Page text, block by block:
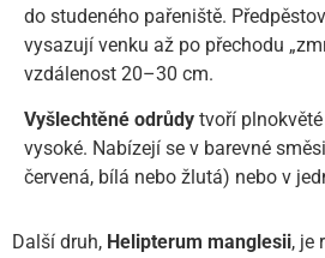
do studeného pařeniště.
vysazují venku až po přechodu
vzdálenost 20–30 cm.
Vyšlechtěné odrůdy tvoří
vysoké. Nabízejí se v barevné
červená, bílá nebo žlutá) nebo v
Další druh, Helipterum manglesii, je